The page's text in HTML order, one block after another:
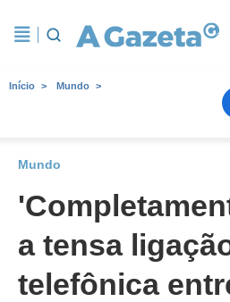
Início Mundo
Mundo
a tensa
telefônica